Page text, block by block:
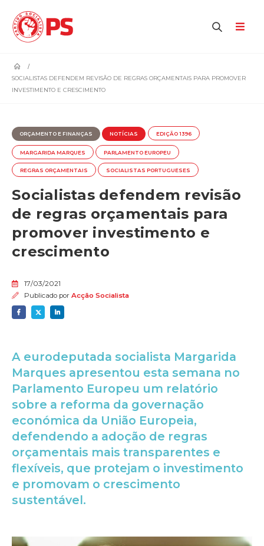
SOCIALISTAS DEFENDEM REVISÃO DE REGRAS ORÇAMENTAIS PARA PROMOVER
INVESTIMENTO E CRESCIMENTO
ORÇAMENTO E FINANÇAS NOTÍCIAS EDIÇÃO 1396
MARGARIDA MARQUES PARLAMENTO EUROPEU
REGRAS ORÇAMENTAIS SOCIALISTAS PORTUGUESES
Socialistas defendem revisão
de regras orçamentais para
promover investimento e
crescimento
17/03/2021
Publicado por Acção Socialista
A eurodeputada socialista Margarida
Marques apresentou esta semana no
Parlamento Europeu um relatório
sobre a reforma da governação
económica da União Europeia,
defendendo a adoção de regras
orçamentais mais transparentes e
flexíveis, que protejam o investimento
e promovam o crescimento
sustentável.